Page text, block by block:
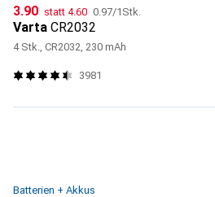
CHF
3.90 statt CHF
4.60 CHF
0.97/1Stk.
Varta CR2032
4 Stk., CR2032, 230 mAh
3981
Batterien + Akkus